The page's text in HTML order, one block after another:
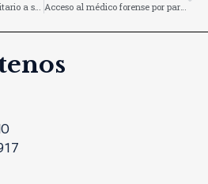
Derecho del socio minoritario a salir de la sociedad y percibir el precio justo por sus acciones o participaciones sociales Acceso al médico forense por parte de lesionados en accidentes de tráfico